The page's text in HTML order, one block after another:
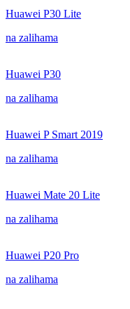
Huawei P30 Lite
na zalihama
Huawei P30
na zalihama
Huawei P Smart 2019
na zalihama
Huawei Mate 20 Lite
na zalihama
Huawei P20 Pro
na zalihama